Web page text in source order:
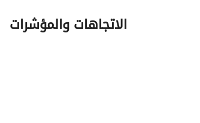
الاتجاهات والمؤشرات